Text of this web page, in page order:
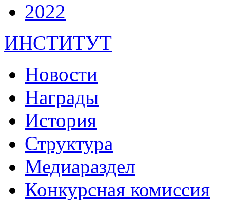
2022
ИНСТИТУТ
Новости
Награды
История
Структура
Медиараздел
Конкурсная комиссия